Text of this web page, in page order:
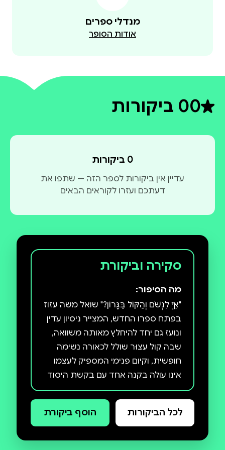
מנדלי ספרים
אודות הסופר
0דירוג ממוצע 0 מתוך 5
0 ביקורות
0 ביקורות
עדיין אין ביקורות לספר הזה — שתפו את
דעתכם ועזרו לקוראים הבאים
סקירה וביקורת
מה הסיפור:
"אֵיךְ לִנְשֹׁם וְהַקּוֹל בַּגָּרוֹן?" שואל משה עזוז
בפתח ספרו החדש, המצייר ניסיון עדין
ונועז גם יחד להיחלץ מאותה משוואה,
שבה קול עצוּר שולל לכאורה נשימה
חופשית, וקיום פנימי המספיק לעצמו
אינו עולה בקנה אחד עם בקשת היסוד
של המשורר – למצוא מוצא אל העולם.
בפתח הספר עומד "מחזור ליום חול",
רצף שירים אישי ואינטימי, העוסק
לכל הביקורות הוסף ביקורת